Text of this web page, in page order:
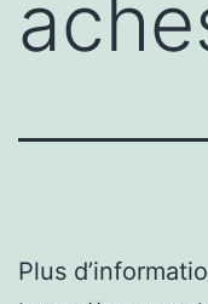
Plus